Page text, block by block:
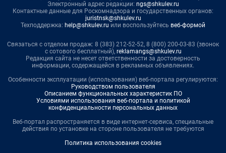
Электронный адрес редакции: ngs@shkulev.ru
Контактные данные для Роскомнадзора и государственных органов:
juristnsk@shkulev.ru
Техподдержка: help@shkulev.ru или воспользуйтесь веб-формой
Связаться с отделом продаж: 8 (383) 212-52-52, 8 (800) 200-03-83 (звонок
с сотового бесплатный), reklamangs@shkulev.ru
Редакция сайта не несет ответственности за достоверность
информации, содержащейся в рекламных объявлениях.
Особенности эксплуатации (использования) веб-портала регулируются:
Руководством пользователя
Описанием функциональных характеристик ПО
Условиями использования веб-портала и политикой
конфиденциальности персональных данных
Веб-портал распространяется в виде интернет-сервиса, специальные
действия по установке на стороне пользователя не требуются
Политика использования cookies